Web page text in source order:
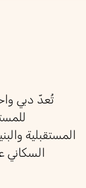
تُعدّ دبي
المستقبلية
السكاني